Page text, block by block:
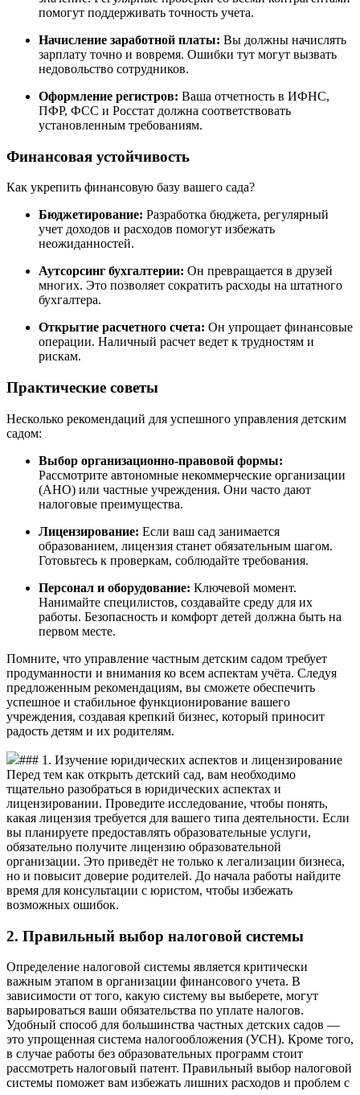
помогут поддерживать точность учета.
Начисление заработной платы: Вы должны начислять
зарплату точно и вовремя. Ошибки тут могут вызвать
недовольство сотрудников.
Оформление регистров: Ваша отчетность в ИФНС,
ПФР, ФСС и Росстат должна соответствовать
установленным требованиям.
Финансовая устойчивость
Как укрепить финансовую базу вашего сада?
Бюджетирование: Разработка бюджета, регулярный
учет доходов и расходов помогут избежать
неожиданностей.
Аутсорсинг бухгалтерии: Он превращается в друзей
многих. Это позволяет сократить расходы на штатного
бухгалтера.
Открытие расчетного счета: Он упрощает финансовые
операции. Наличный расчет ведет к трудностям и
рискам.
Практические советы
Несколько рекомендаций для успешного управления детским
садом:
Выбор организационно-правовой формы:
Рассмотрите автономные некоммерческие организации
(АНО) или частные учреждения. Они часто дают
налоговые преимущества.
Лицензирование: Если ваш сад занимается
образованием, лицензия станет обязательным шагом.
Готовьтесь к проверкам, соблюдайте требования.
Персонал и оборудование: Ключевой момент.
Нанимайте специлистов, создавайте среду для их
работы. Безопасность и комфорт детей должна быть на
первом месте.
Помните, что управление частным детским садом требует
продуманности и внимания ко всем аспектам учёта. Следуя
предложенным рекомендациям, вы сможете обеспечить
успешное и стабильное функционирование вашего
учреждения, создавая крепкий бизнес, который приносит
радость детям и их родителям.
### 1. Изучение юридических аспектов и лицензирование
Перед тем как открыть детский сад, вам необходимо
тщательно разобраться в юридических аспектах и
лицензировании. Проведите исследование, чтобы понять,
какая лицензия требуется для вашего типа деятельности. Если
вы планируете предоставлять образовательные услуги,
обязательно получите лицензию образовательной
организации. Это приведёт не только к легализации бизнеса,
но и повысит доверие родителей. До начала работы найдите
время для консультации с юристом, чтобы избежать
возможных ошибок.
2. Правильный выбор налоговой системы
Определение налоговой системы является критически
важным этапом в организации финансового учета. В
зависимости от того, какую систему вы выберете, могут
варьироваться ваши обязательства по уплате налогов.
Удобный способ для большинства частных детских садов —
это упрощенная система налогообложения (УСН). Кроме того,
в случае работы без образовательных программ стоит
рассмотреть налоговый патент. Правильный выбор налоговой
системы поможет вам избежать лишних расходов и проблем с